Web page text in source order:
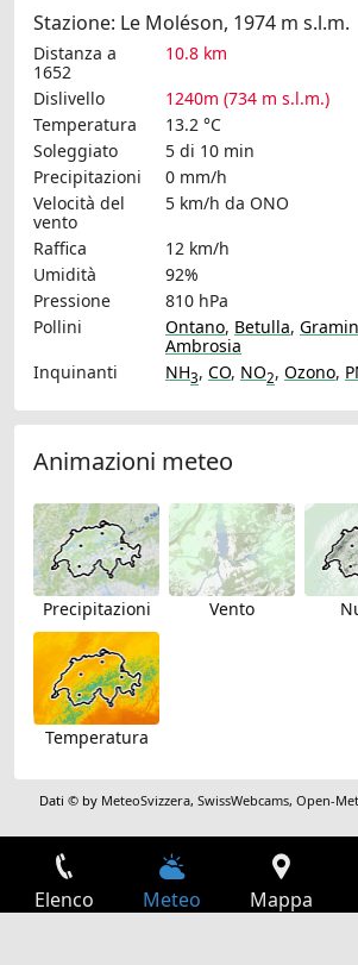
Stazione: Le Moléson, 1974 m s.l.m.
Distanza a
1652
10.8 km
Dislivello
1240m (734 m s.l.m.)
Temperatura
13.2 °C
Soleggiato
5 di 10 min
Precipitazioni
0 mm/h
Velocità del
vento
5 km/h da ONO
Raffica
12 km/h
Umidità
92%
Pressione
810 hPa
Pollini
Ontano, Betulla,
Ambrosia
Inquinanti
NH3, CO, NO2, Ozono,
Animazioni meteo
Precipitazioni Vento
Temperatura
Dati © by MeteoSvizzera,SwissWebcams,Open-
Elenco Meteo Mappa